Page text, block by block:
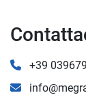
+39